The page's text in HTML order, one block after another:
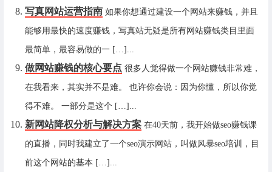
写真网站运营指南 如果你想通过建设一个网站来赚钱，并且
能够用最快的速度赚钱，写真站无疑是所有网站赚钱类目里面
最简单，最容易做的一 […]...
做网站赚钱的核心要点 很多人觉得做一个网站赚钱非常难，
在我看来，其实并不是难。 也许你会说：因为你懂，所以你觉
得不难。 一部分是这个 […]...
新网站降权分析与解决方案 在40天前，我开始做seo赚钱课
的直播，同时我建立了一个seo演示网站，叫做风暴seo培训，目
前这个网站的基本 […]...